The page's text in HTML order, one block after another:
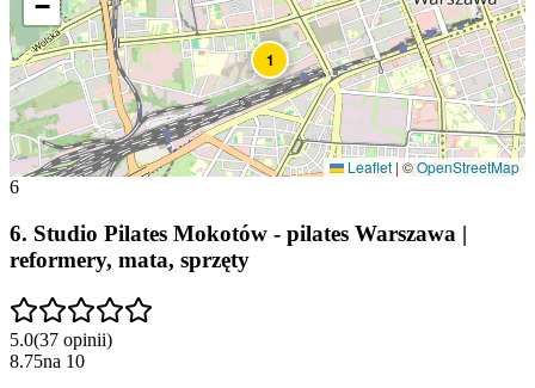
1
−
Leaflet | ©OpenStreetMap
6
6. Studio Pilates Mokotów - pilates Warszawa |
reformery, mata, sprzęty
5.0(37 opinii)
8.75na 10